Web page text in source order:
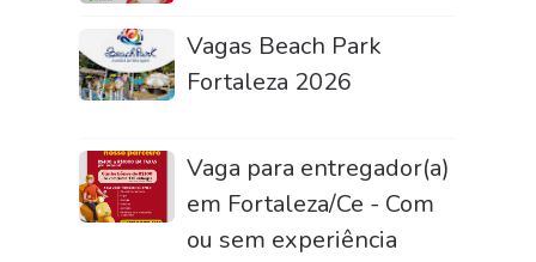
Vagas Beach Park
Fortaleza 2026
Vaga para entregador(a)
em Fortaleza/Ce - Com
ou sem experiência